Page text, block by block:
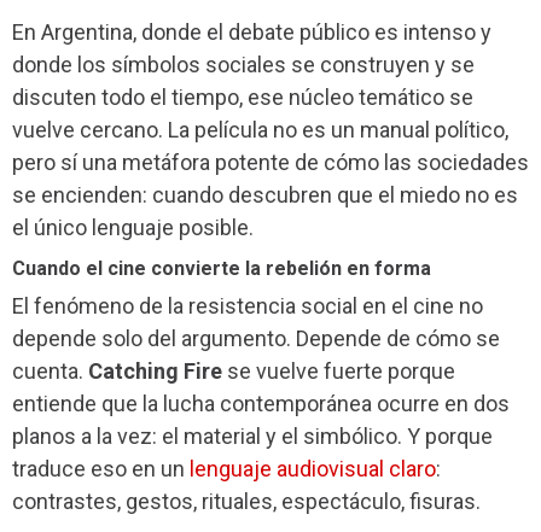
En Argentina, donde el debate público es intenso y
donde los símbolos sociales se construyen y se
discuten todo el tiempo, ese núcleo temático se
vuelve cercano. La película no es un manual político,
pero sí una metáfora potente de cómo las sociedades
se encienden: cuando descubren que el miedo no es
el único lenguaje posible.
Cuando el cine convierte la rebelión en forma
El fenómeno de la resistencia social en el cine no
depende solo del argumento. Depende de cómo se
cuenta. Catching Fire se vuelve fuerte porque
entiende que la lucha contemporánea ocurre en dos
planos a la vez: el material y el simbólico. Y porque
traduce eso en un lenguaje audiovisual claro:
contrastes, gestos, rituales, espectáculo, fisuras.